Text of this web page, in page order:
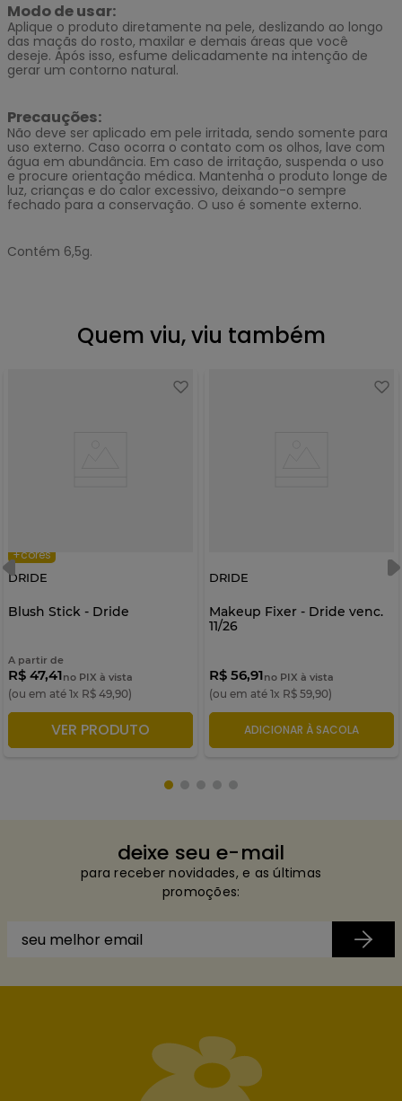
Modo de usar:
Aplique o produto diretamente na pele, deslizando ao longo
das maçãs do rosto, maxilar e demais áreas que você
deseje. Após isso, esfume delicadamente na intenção de
gerar um contorno natural.
Precauções:
Não deve ser aplicado em pele irritada, sendo somente para
uso externo. Caso ocorra o contato com os olhos, lave com
água em abundância. Em caso de irritação, suspenda o uso
e procure orientação médica. Mantenha o produto longe de
luz, crianças e do calor excessivo, deixando-o sempre
fechado para a conservação. O uso é somente externo.
Contém 6,5g.
Quem viu, viu também
+cores
DRIDE
Blush Stick - Dride
A partir de
R$ 47,41no PIX à vista
(ou em até 1x R$ 49,90)
ADICIONAR À SACOLA
VER PRODUTO
DRIDE
Makeup Fixer - Dride venc.
11/26
R$ 56,91no PIX à vista
(ou em até 1x R$ 59,90)
ADICIONAR À SACOLA
deixe seu e-mail
para receber novidades, e as últimas
promoções: